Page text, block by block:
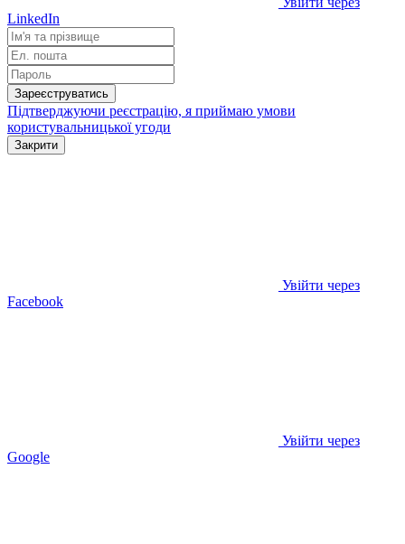
LinkedIn
Зареєструватись
Підтверджуючи реєстрацію, я приймаю умови
користувальницької угоди
Закрити
Увійти через
Facebook
Увійти через
Google